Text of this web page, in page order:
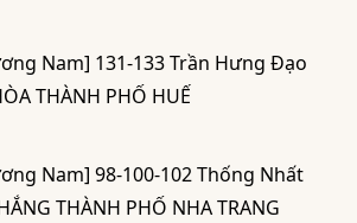
Nam] 131-133 Trần Hưng Đạo
THÀNH PHỐ HUẾ
Nam] 98-100-102 Thống Nhất
THÀNH PHỐ NHA TRANG